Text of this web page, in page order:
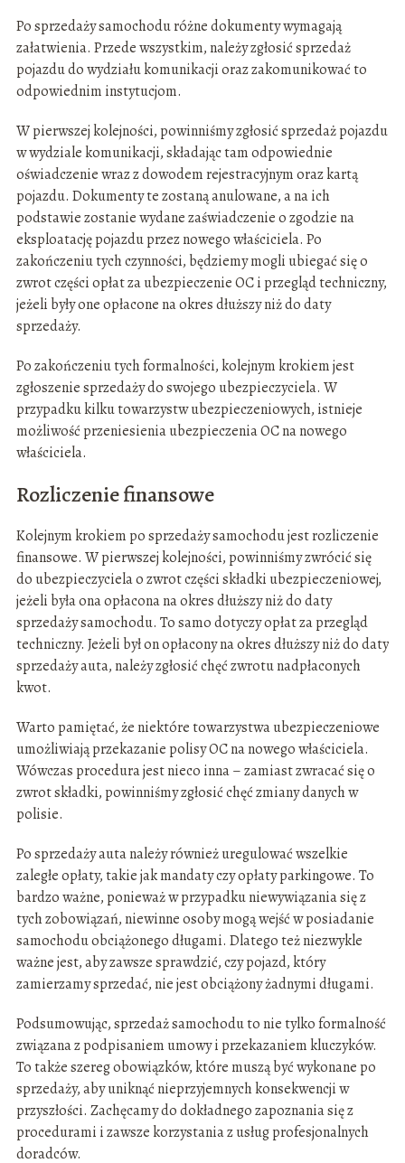
Po sprzedaży samochodu różne dokumenty wymagają
załatwienia. Przede wszystkim, należy zgłosić sprzedaż
pojazdu do wydziału komunikacji oraz zakomunikować to
odpowiednim instytucjom.
W pierwszej kolejności, powinniśmy zgłosić sprzedaż pojazdu
w wydziale komunikacji, składając tam odpowiednie
oświadczenie wraz z dowodem rejestracyjnym oraz kartą
pojazdu. Dokumenty te zostaną anulowane, a na ich
podstawie zostanie wydane zaświadczenie o zgodzie na
eksploatację pojazdu przez nowego właściciela. Po
zakończeniu tych czynności, będziemy mogli ubiegać się o
zwrot części opłat za ubezpieczenie OC i przegląd techniczny,
jeżeli były one opłacone na okres dłuższy niż do daty
sprzedaży.
Po zakończeniu tych formalności, kolejnym krokiem jest
zgłoszenie sprzedaży do swojego ubezpieczyciela. W
przypadku kilku towarzystw ubezpieczeniowych, istnieje
możliwość przeniesienia ubezpieczenia OC na nowego
właściciela.
Rozliczenie finansowe
Kolejnym krokiem po sprzedaży samochodu jest rozliczenie
finansowe. W pierwszej kolejności, powinniśmy zwrócić się
do ubezpieczyciela o zwrot części składki ubezpieczeniowej,
jeżeli była ona opłacona na okres dłuższy niż do daty
sprzedaży samochodu. To samo dotyczy opłat za przegląd
techniczny. Jeżeli był on opłacony na okres dłuższy niż do daty
sprzedaży auta, należy zgłosić chęć zwrotu nadpłaconych
kwot.
Warto pamiętać, że niektóre towarzystwa ubezpieczeniowe
umożliwiają przekazanie polisy OC na nowego właściciela.
Wówczas procedura jest nieco inna – zamiast zwracać się o
zwrot składki, powinniśmy zgłosić chęć zmiany danych w
polisie.
Po sprzedaży auta należy również uregulować wszelkie
zaległe opłaty, takie jak mandaty czy opłaty parkingowe. To
bardzo ważne, ponieważ w przypadku niewywiązania się z
tych zobowiązań, niewinne osoby mogą wejść w posiadanie
samochodu obciążonego długami. Dlatego też niezwykle
ważne jest, aby zawsze sprawdzić, czy pojazd, który
zamierzamy sprzedać, nie jest obciążony żadnymi długami.
Podsumowując, sprzedaż samochodu to nie tylko formalność
związana z podpisaniem umowy i przekazaniem kluczyków.
To także szereg obowiązków, które muszą być wykonane po
sprzedaży, aby uniknąć nieprzyjemnych konsekwencji w
przyszłości. Zachęcamy do dokładnego zapoznania się z
procedurami i zawsze korzystania z usług profesjonalnych
doradców.